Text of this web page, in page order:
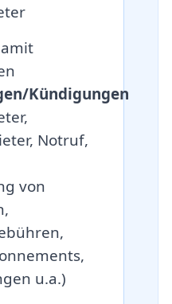
Kündigungen
Notruf,
von
u.a.)